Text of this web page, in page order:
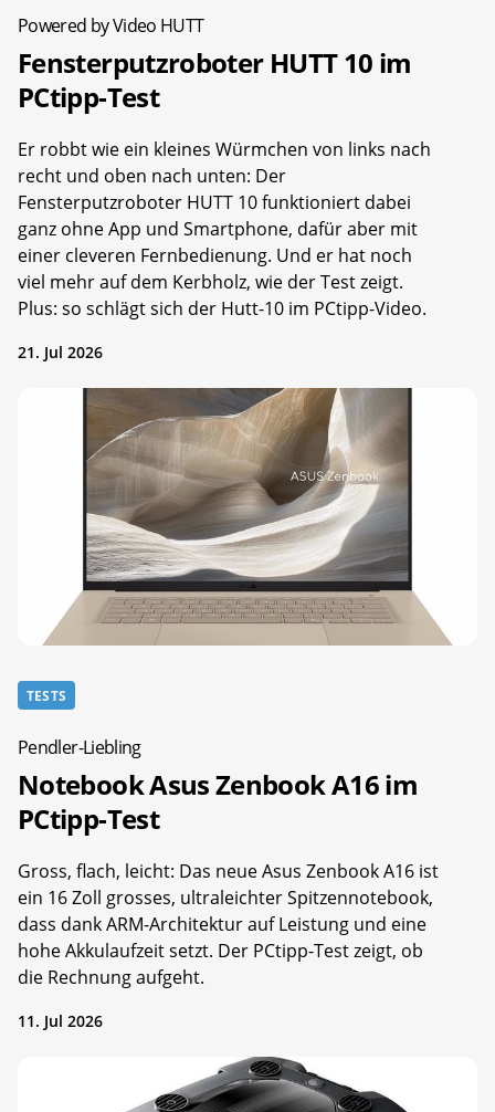
Powered by Video HUTT
Fensterputzroboter HUTT 10 im
PCtipp-Test
Er robbt wie ein kleines Würmchen von links nach
recht und oben nach unten: Der
Fensterputzroboter HUTT 10 funktioniert dabei
ganz ohne App und Smartphone, dafür aber mit
einer cleveren Fernbedienung. Und er hat noch
viel mehr auf dem Kerbholz, wie der Test zeigt.
Plus: so schlägt sich der Hutt-10 im PCtipp-Video.
21. Jul 2026
TESTS
Pendler-Liebling
Notebook Asus Zenbook A16 im
PCtipp-Test
Gross, flach, leicht: Das neue Asus Zenbook A16 ist
ein 16 Zoll grosses, ultraleichter Spitzennotebook,
dass dank ARM-Architektur auf Leistung und eine
hohe Akkulaufzeit setzt. Der PCtipp-Test zeigt, ob
die Rechnung aufgeht.
11. Jul 2026